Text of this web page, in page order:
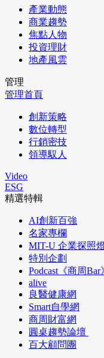
產業動態
商業趨勢
焦點人物
投資理財
地產風雲
管理
管理首頁
創新策略
數位轉型
行銷密技
領導馭人
Video
ESG
精選特輯
AI創新百強
名家專欄
MIT-U 企業探照
特別企劃
Podcast《商周Bar
alive
良醫健康網
Smart自學網
商周財富網
圓桌趨勢論壇
百大顧問團